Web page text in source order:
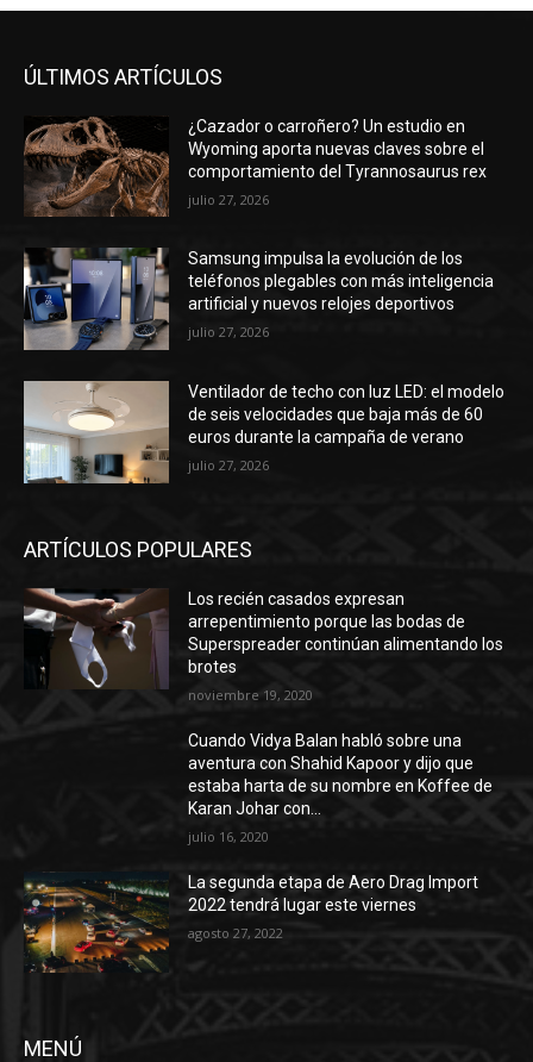
ÚLTIMOS ARTÍCULOS
¿Cazador o carroñero? Un estudio en
Wyoming aporta nuevas claves sobre el
comportamiento del Tyrannosaurus rex
julio 27, 2026
Samsung impulsa la evolución de los
teléfonos plegables con más inteligencia
artificial y nuevos relojes deportivos
julio 27, 2026
Ventilador de techo con luz LED: el modelo
de seis velocidades que baja más de 60
euros durante la campaña de verano
julio 27, 2026
ARTÍCULOS POPULARES
Los recién casados ​​expresan
arrepentimiento porque las bodas de
Superspreader continúan alimentando los
brotes
noviembre 19, 2020
Cuando Vidya Balan habló sobre una
aventura con Shahid Kapoor y dijo que
estaba harta de su nombre en Koffee de
Karan Johar con...
julio 16, 2020
La segunda etapa de Aero Drag Import
2022 tendrá lugar este viernes
agosto 27, 2022
MENÚ